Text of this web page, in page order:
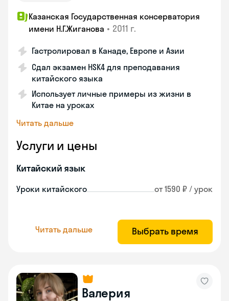
Казанская Государственная консерватория
имени Н.Г.Жиганова • 2011 г.
Гастролировал в Канаде, Европе и Азии
Сдал экзамен HSK4 для преподавания
китайского языка
Использует личные примеры из жизни в
Китае на уроках
Читать дальше
Услуги и цены
Китайский язык
Уроки китайского от 1590 ₽ / урок
Читать дальше Выбрать время
Валерия